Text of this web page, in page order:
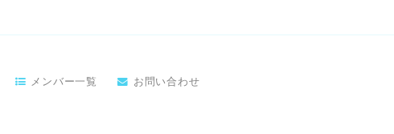
メンバー一覧 お問い合わせ